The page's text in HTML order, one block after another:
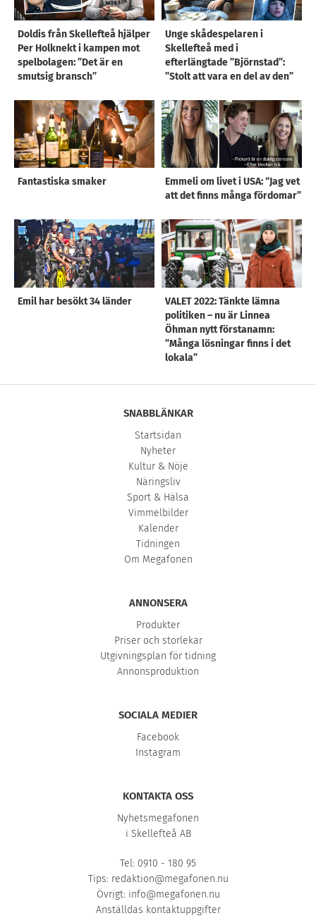
Doldis från Skellefteå hjälper
Per Holknekt i kampen mot
spelbolagen: ”Det är en
smutsig bransch”
Unge skådespelaren i
Skellefteå med i
efterlängtade ”Björnstad”:
”Stolt att vara en del av den”
Fantastiska smaker
Emmeli om livet i USA: “Jag vet
att det finns många fördomar”
Emil har besökt 34 länder
VALET 2022: Tänkte lämna
politiken – nu är Linnea
Öhman nytt förstanamn:
”Många lösningar finns i det
lokala”
SNABBLÄNKAR
Startsidan
Nyheter
Kultur & Nöje
Näringsliv
Sport & Hälsa
Vimmelbilder
Kalender
Tidningen
Om Megafonen
ANNONSERA
Produkter
Priser och storlekar
Utgivningsplan för tidning
Annonsproduktion
SOCIALA MEDIER
Facebook
Instagram
KONTAKTA OSS
Nyhetsmegafonen
i Skellefteå AB
Tel: 0910 - 180 95
Tips: redaktion@megafonen.nu
Övrigt: info@megafonen.nu
Anställdas kontaktuppgifter